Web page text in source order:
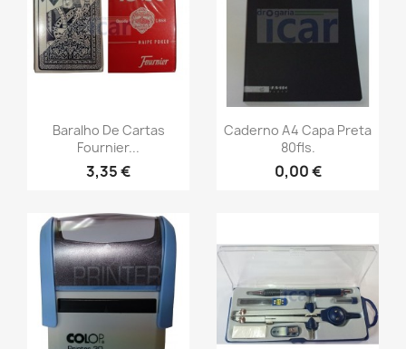
Baralho De Cartas
Fournier...
3,35 €
Caderno A4 Capa Preta
80fls.
0,00 €